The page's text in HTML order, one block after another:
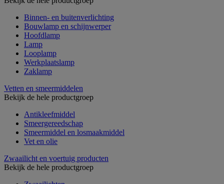
Binnen- en buitenverlichting
Bouwlamp en schijnwerper
Hoofdlamp
Lamp
Looplamp
Werkplaatslamp
Zaklamp
Vetten en smeermiddelen
Bekijk de hele productgroep
Antikleefmiddel
Smeergereedschap
Smeermiddel en losmaakmiddel
Vet en olie
Zwaailicht en voertuig producten
Bekijk de hele productgroep